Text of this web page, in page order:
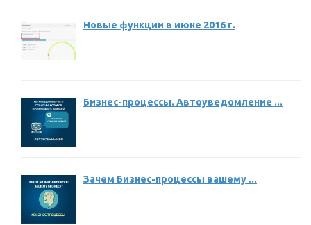
Новые функции в июне 2016 г.
Бизнес-процессы. Автоуведомление ...
Зачем Бизнес-процессы вашему ...